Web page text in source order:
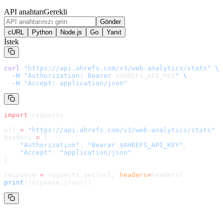
API anahtarıGerekli
Gönder
cURL
Python Node.js Go Yanıt
İstek
curl " https://api.ahrefs.com/v3/web-analytics/stats "
\
  -H
"Authorization: Bearer $AHREFS_API_KEY "
\
  -H
"Accept: application/json"
import requests
url = " https://api.ahrefs.com/v3/web-analytics/stats "
headers = {
    "Authorization"
: "Bearer $AHREFS_API_KEY" ,
    "Accept"
:
"application/json"
}
response = requests.get(url, headers= headers )
print (response.json())